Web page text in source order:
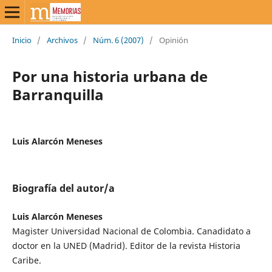
Inicio / Archivos / Núm. 6 (2007) / Opinión
Por una historia urbana de
Barranquilla
Luis Alarcón Meneses
Biografía del autor/a
Luis Alarcón Meneses
Magister Universidad Nacional de Colombia. Canadidato a
doctor en la UNED (Madrid). Editor de la revista Historia
Caribe.